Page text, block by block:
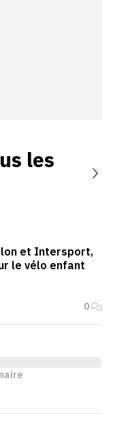
les
et Intersport,
le vélo enfant
0